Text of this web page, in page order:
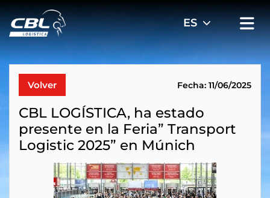
Volver Fecha: 11/06/2025
CBL LOGÍSTICA, ha estado
presente en la Feria” Transport
Logistic 2025” en Múnich